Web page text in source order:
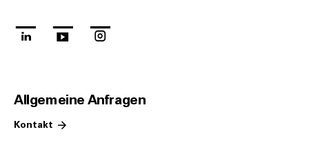
linkedinyoutube
Allgemeine Anfragen
Kontakt